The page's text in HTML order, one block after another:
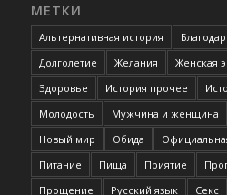
МЕТКИ
Альтернативная история
Долголетие
Желания Женская
Здоровье
История прочее
Молодость
Мужчина и женщина
Новый мир
Обида
Питание
Пища Приятие
Прощение
Русский язык Секс